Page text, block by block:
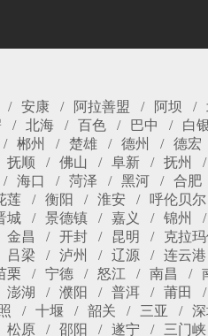
安康 阿拉善盟 阿坝
北海 百色 巴中 白银
郴州 楚雄 德州 德宏
抚顺 佛山 阜新 抚州
海口 菏泽 黑河 合肥
莲 衡阳 淮安 呼伦贝尔
城 景德镇 嘉义 锦州
金昌 开封 昆明 克拉
吕梁 泸州 辽源 连云港
栗 宁德 怒江 南昌
澎湖 濮阳 普洱 莆田
十堰 韶关 三亚 深
松原 邵阳 遂宁 三门峡